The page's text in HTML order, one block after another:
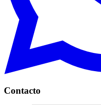
Contacto